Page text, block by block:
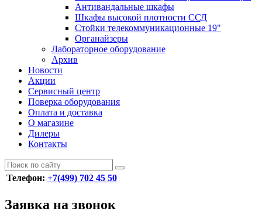
Антивандальные шкафы
Шкафы высокой плотности ССД
Стойки телекоммуникационные 19"
Органайзеры
Лабораторное оборудование
Архив
Новости
Акции
Сервисный центр
Поверка оборудования
Оплата и доставка
О магазине
Дилеры
Контакты
Телефон: +7(499) 702 45 50
Заявка на звонок